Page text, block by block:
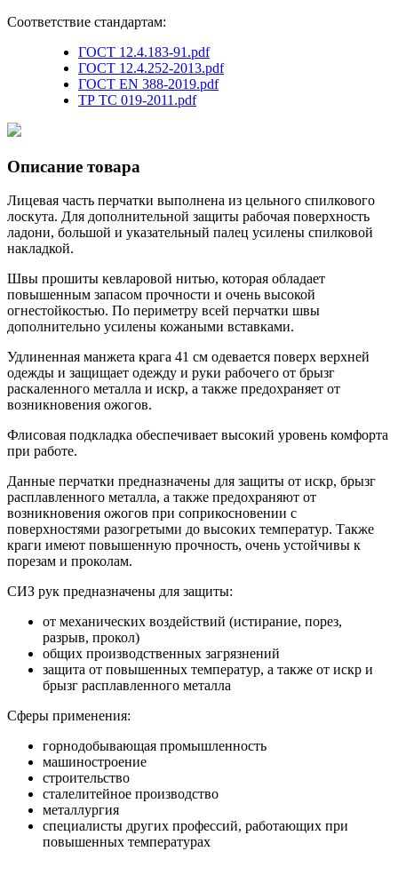
Соответствие стандартам:
ГОСТ 12.4.183-91.pdf
ГОСТ 12.4.252-2013.pdf
ГОСТ EN 388-2019.pdf
ТР ТС 019-2011.pdf
Описание товара
Лицевая часть перчатки выполнена из цельного спилкового
лоскута. Для дополнительной защиты рабочая поверхность
ладони, большой и указательный палец усилены спилковой
накладкой.
Швы прошиты кевларовой нитью, которая обладает
повышенным запасом прочности и очень высокой
огнестойкостью. По периметру всей перчатки швы
дополнительно усилены кожаными вставками.
Удлиненная манжета крага 41 см одевается поверх верхней
одежды и защищает одежду и руки рабочего от брызг
раскаленного металла и искр, а также предохраняет от
возникновения ожогов.
Флисовая подкладка обеспечивает высокий уровень комфорта
при работе.
Данные перчатки предназначены для защиты от искр, брызг
расплавленного металла, а также предохраняют от
возникновения ожогов при соприкосновении с
поверхностями разогретыми до высоких температур. Также
краги имеют повышенную прочность, очень устойчивы к
порезам и проколам.
СИЗ рук предназначены для защиты:
от механических воздействий (истирание, порез,
разрыв, прокол)
общих производственных загрязнений
защита от повышенных температур, а также от искр и
брызг расплавленного металла
Сферы применения:
горнодобывающая промышленность
машиностроение
строительство
сталелитейное производство
металлургия
специалисты других профессий, работающих при
повышенных температурах